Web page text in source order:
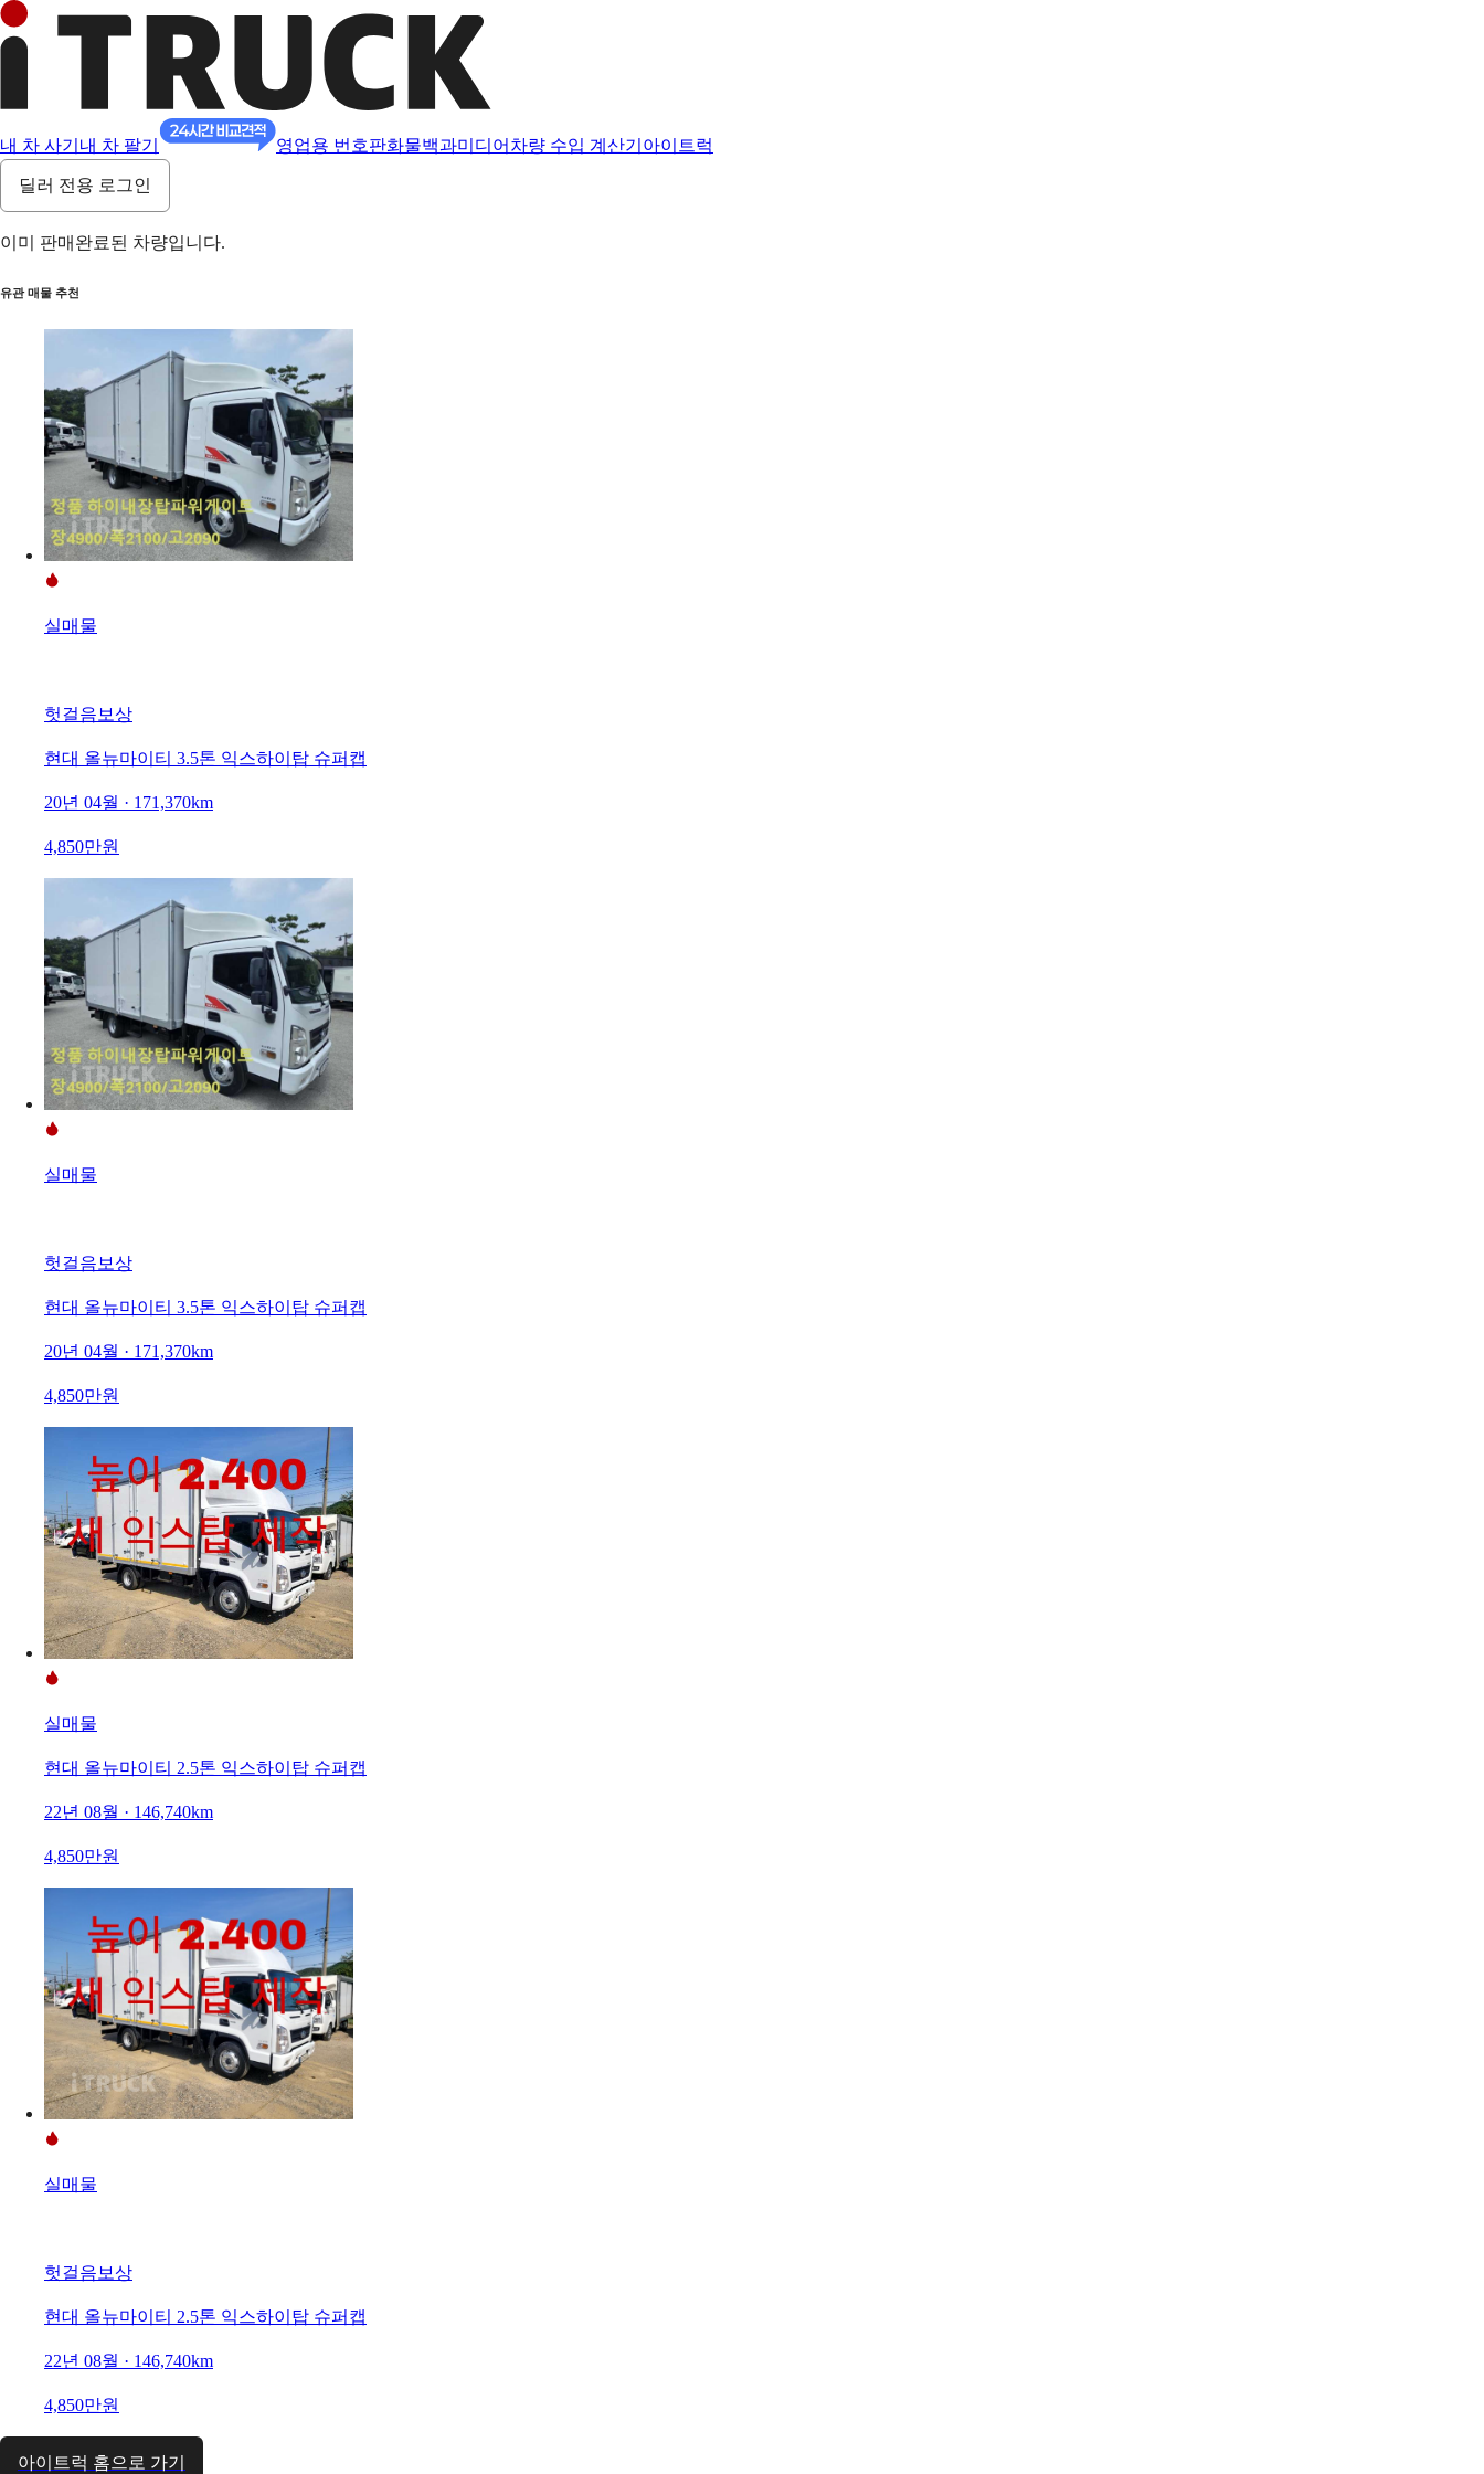
내 차 사기 내 차 팔기 영업용 번호판화물백과미디어 차량 수입 계산기 아이트럭
딜러 전용 로그인
이미 판매완료된 차량입니다.
유관 매물 추천
실매물
헛걸음보상
현대 올뉴마이티 3.5톤 익스하이탑 슈퍼캡
20년 04월 · 171,370km
4,850만원
실매물
헛걸음보상
현대 올뉴마이티 3.5톤 익스하이탑 슈퍼캡
20년 04월 · 171,370km
4,850만원
실매물
현대 올뉴마이티 2.5톤 익스하이탑 슈퍼캡
22년 08월 · 146,740km
4,850만원
실매물
헛걸음보상
현대 올뉴마이티 2.5톤 익스하이탑 슈퍼캡
22년 08월 · 146,740km
4,850만원
아이트럭 홈으로 가기